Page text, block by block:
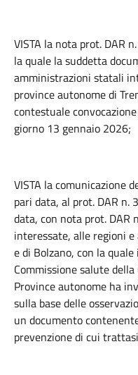
VISTA la nota prot. DAR
la quale la suddetta
amministrazioni statali
province autonome di
contestuale
giorno 13 gennaio 2026;
VISTA la comunicazione
pari data, al prot. DAR n.
data, con nota prot.
interessate, alle regioni
e di Bolzano, con la
Commissione salute
Province autonome ha
sulla base delle
un documento
prevenzione di cui